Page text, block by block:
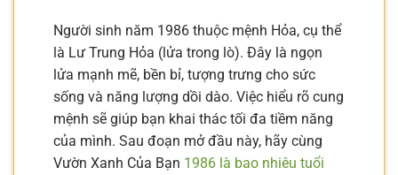
Người sinh năm 1986 thuộc mệnh Hỏa, cụ thể
là Lư Trung Hỏa (lửa trong lò). Đây là ngọn
lửa mạnh mẽ, bền bỉ, tượng trưng cho sức
sống và năng lượng dồi dào. Việc hiểu rõ cung
mệnh sẽ giúp bạn khai thác tối đa tiềm năng
của mình. Sau đoạn mở đầu này, hãy cùng
Vườn Xanh Của Bạn 1986 là bao nhiêu tuổi